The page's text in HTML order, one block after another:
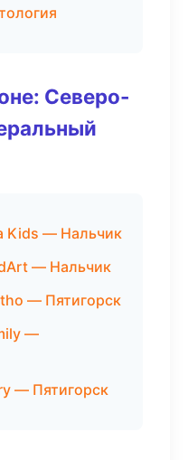
Северо-
Kids — Нальчик
— Нальчик
— Пятигорск
—
— Пятигорск